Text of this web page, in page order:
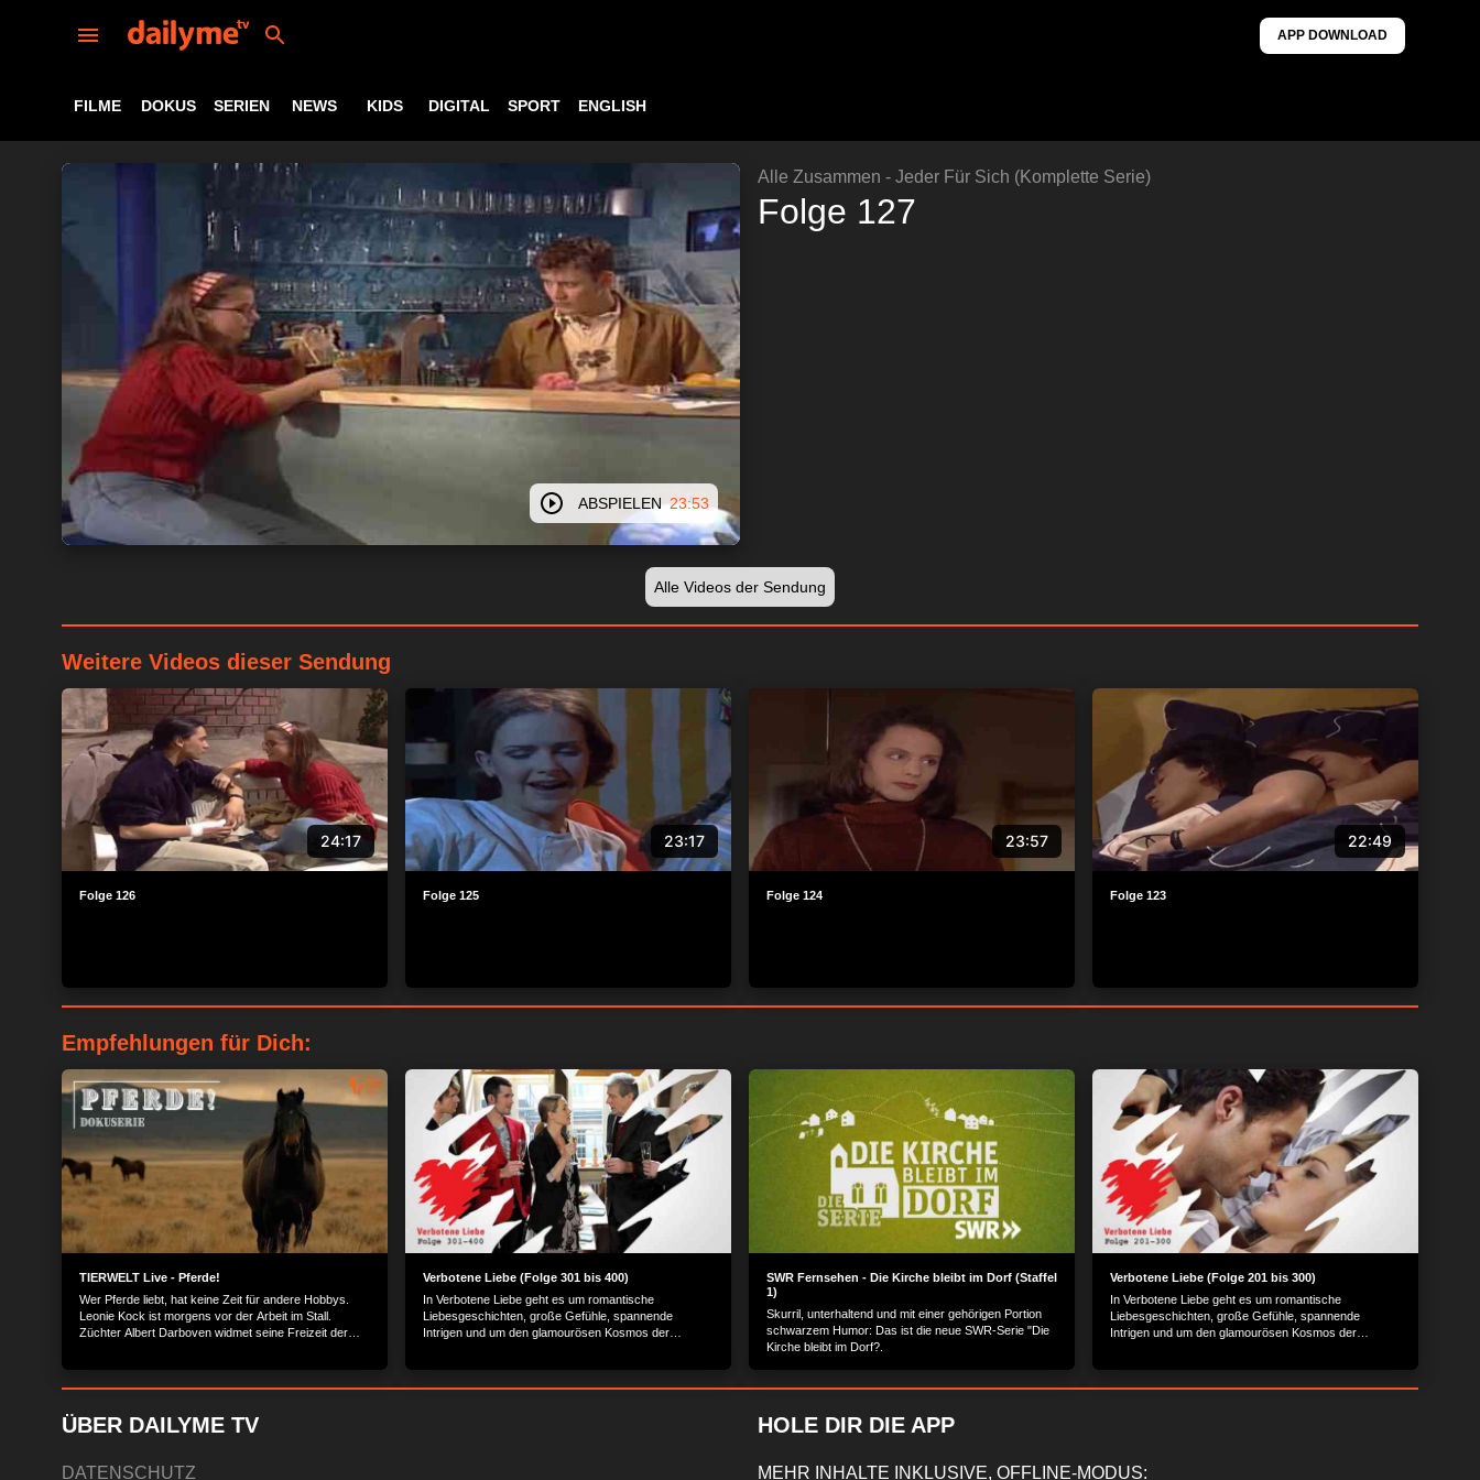
APP DOWNLOAD
FILME DOKUS SERIEN NEWS KIDS DIGITAL SPORT ENGLISH
ABSPIELEN 23:53
Alle Zusammen - Jeder Für Sich (Komplette Serie)
Folge 127
Alle Videos der Sendung
Weitere Videos dieser Sendung
24:17
Folge 126
23:17
Folge 125
23:57
Folge 124
22:49
Folge 123
Empfehlungen für Dich:
TIERWELT Live - Pferde!
Wer Pferde liebt, hat keine Zeit für andere Hobbys.
Leonie Kock ist morgens vor der Arbeit im Stall.
Züchter Albert Darboven widmet seine Freizeit der
Verbotene Liebe (Folge 301 bis 400)
In Verbotene Liebe geht es um romantische
Liebesgeschichten, große Gefühle, spannende
Intrigen und um den glamourösen Kosmos der
SWR Fernsehen - Die Kirche bleibt im Dorf (Staffel
1)
Skurril, unterhaltend und mit einer gehörigen Portion
schwarzem Humor: Das ist die neue SWR-Serie "Die
Kirche bleibt im Dorf?.
Verbotene Liebe (Folge 201 bis 300)
In Verbotene Liebe geht es um romantische
Liebesgeschichten, große Gefühle, spannende
Intrigen und um den glamourösen Kosmos der
ÜBER DAILYME TV
DATENSCHUTZ
HOLE DIR DIE APP
MEHR INHALTE INKLUSIVE, OFFLINE-MODUS: